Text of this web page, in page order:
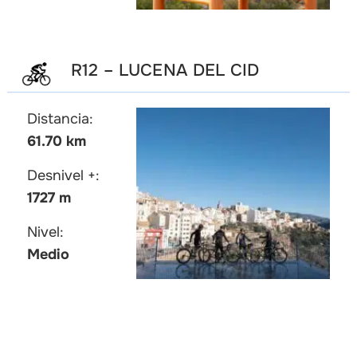
R12 – LUCENA DEL CID
Distancia:
61.70 km
Desnivel +:
1727 m
Nivel:
Medio